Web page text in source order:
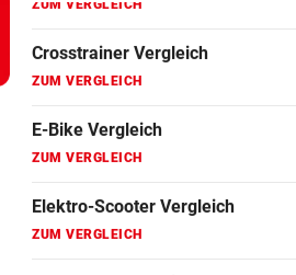
ZUM VERGLEICH
ZUM VERGLEICH
ZUM VERGLEICH